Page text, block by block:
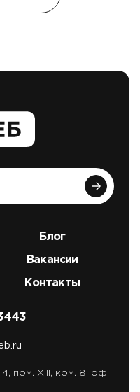
Блог
Вакансии
Контакты
пом. XIII, ком. 8, оф